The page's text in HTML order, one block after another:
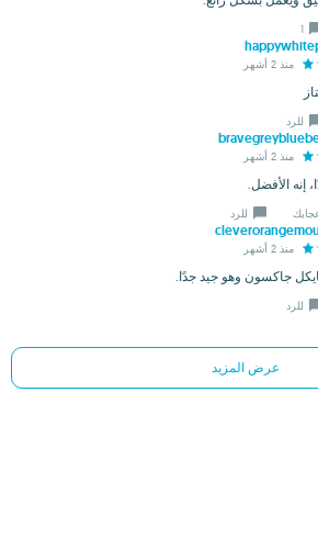
1
منذ 2 أشهر
للرد
منذ 2 أشهر
إنه الأفضل.
للرد
منذ 2 أشهر
جاكسون وهو جيد جدًا.
للرد
عرض المزيد